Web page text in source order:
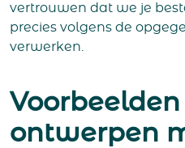
vertrouwen dat we je
precies volgens de
verwerken.
ontwerpen